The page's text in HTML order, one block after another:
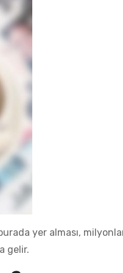
yer alması,
gelir.